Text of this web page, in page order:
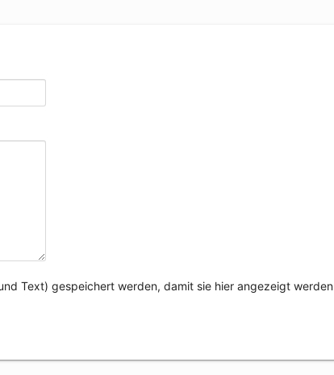
Text) gespeichert werden, damit sie hier angezeigt werden